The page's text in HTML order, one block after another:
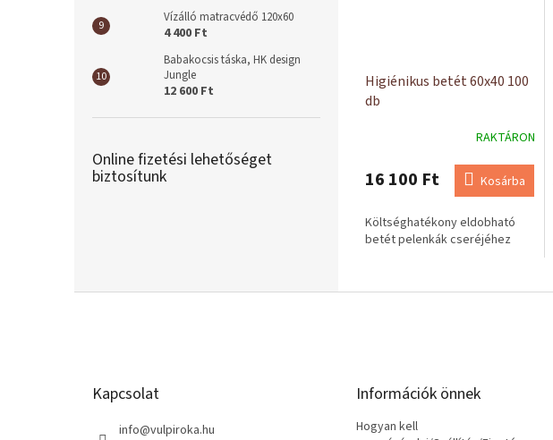
Vízálló matracvédő 120x60
4 400 Ft
Babakocsis táska, HK design
Jungle
12 600 Ft
Online fizetési lehetőséget
biztosítunk
Higiénikus betét 60x40 100
db
RAKTÁRON
16 100 Ft Kosárba
Költséghatékony eldobható
betét pelenkák cseréjéhez
Kapcsolat
info@vulpiroka.hu
Információk önnek
Hogyan kell